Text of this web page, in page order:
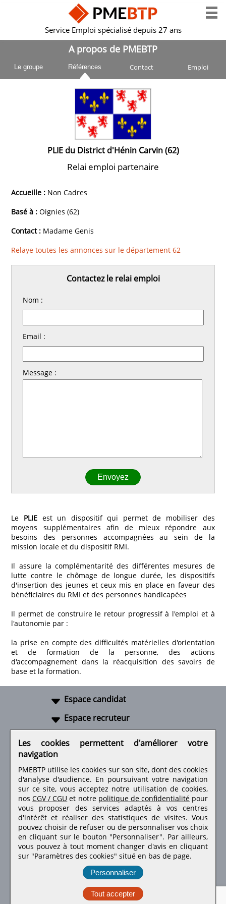
Service Emploi spécialisé depuis 27 ans
A propos de PMEBTP
Le groupe Références Contact Emploi
PLIE du District d'Hénin Carvin (62)
Relai emploi partenaire
Accueille : Non Cadres
Basé à : Oignies (62)
Contact : Madame Genis
Relaye toutes les annonces sur le département 62
Contactez le relai emploi
Nom :
Email :
Message :
Le PLIEest un dispositif qui permet de mobiliser des
moyens supplémentaires afin de mieux répondre aux
besoins des personnes accompagnées au sein de la
mission locale et du dispositif RMI.
Il assure la complémentarité des différentes mesures de
lutte contre le chômage de longue durée, les dispositifs
d'insertion des jeunes et ceux mis en place en faveur des
bénéficiaires du RMI et des personnes handicapées
Il permet de construire le retour progressif à l'emploi et à
l'autonomie par :
la prise en compte des difficultés matérielles d'orientation
et de formation de la personne, des actions
d'accompagnement dans la réacquisition des savoirs de
base et la formation.
Espace candidat
Espace recruteur
Retrouvez-nous sur les réseaux sociaux
Les cookies permettent d'améliorer votre
navigation
PMEBTP utilise les cookies sur son site, dont des cookies
d'analyse d'audience. En poursuivant votre navigation
sur ce site, vous acceptez notre utilisation de cookies,
nos CGV / CGU et notre politique de confidentialité pour
vous proposer des services adaptés à vos centres
d'intérêt et réaliser des statistiques de visites.Vous
pouvez choisir de refuser ou de personnaliser vos choix
en cliquant sur le bouton "Personnaliser". Par ailleurs,
vous pouvez à tout moment changer d'avis en cliquant
sur "Paramètres des cookies" situé en bas de page.
Personnaliser
Tout accepter